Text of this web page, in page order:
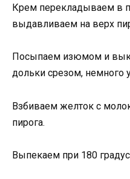
Крем перекладываем в
выдавливаем на верх
Посыпаем изюмом и
дольки срезом, немного
Взбиваем желток с
пирога.
Выпекаем при 180